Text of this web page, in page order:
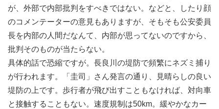
が、外部で内部批判をすべきではない。などと、したり顔
のコメンテーターの意見もありますが、そもそも公安委員
長を内部の人間だなんて、内部が思ってないのですから、
批判そのものが当たらない。
具体的話で恐縮ですが。長良川の堤防で頻繁にネズミ捕り
が行われます。「圭司」さん発言の通り、見晴らしの良い
堤防の上です。歩行者が飛び出すこともなければ、対向車
と接触することもない。速度規制は50km。緩やかなカー